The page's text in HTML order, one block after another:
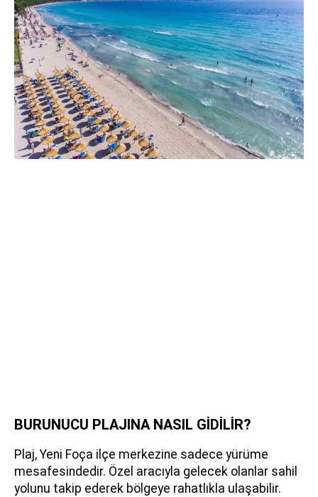
BURUNUCU PLAJINA NASIL GİDİLİR?
Plaj, Yeni Foça ilçe merkezine sadece yürüme
mesafesindedir. Özel aracıyla gelecek olanlar sahil
yolunu takip ederek bölgeye rahatlıkla ulaşabilir.